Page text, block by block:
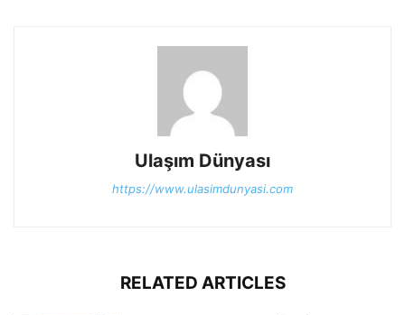
Ulaşım Dünyası
https://www.ulasimdunyasi.com
RELATED ARTICLES